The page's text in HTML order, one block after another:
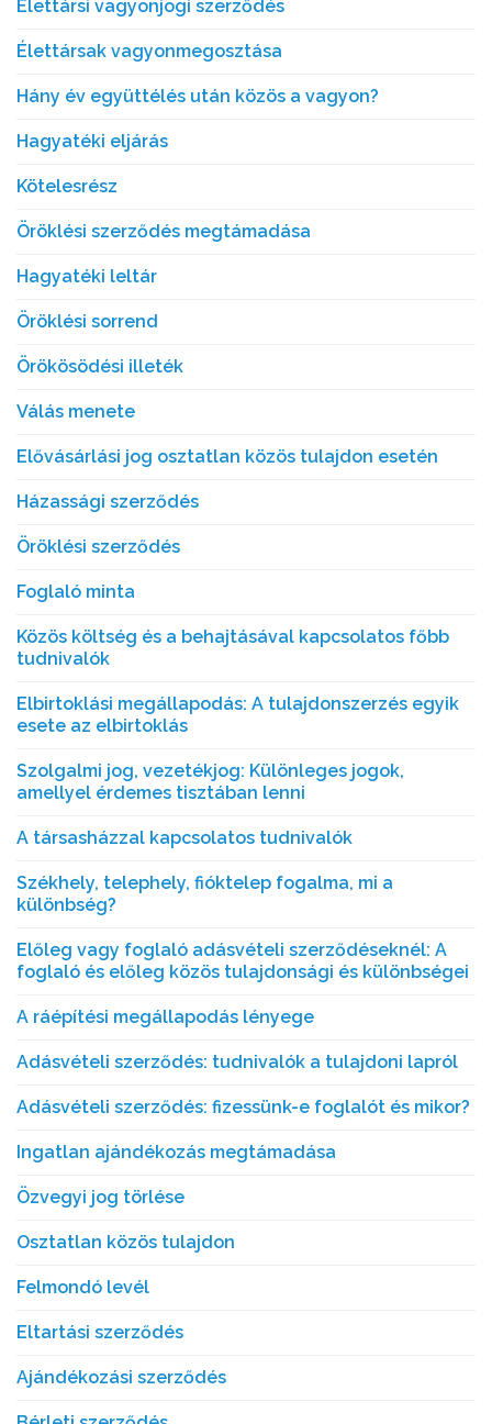
Élettársi vagyonjogi szerződés
Élettársak vagyonmegosztása
Hány év együttélés után közös a vagyon?
Hagyatéki eljárás
Kötelesrész
Öröklési szerződés megtámadása
Hagyatéki leltár
Öröklési sorrend
Örökösödési illeték
Válás menete
Elővásárlási jog osztatlan közös tulajdon esetén
Házassági szerződés
Öröklési szerződés
Foglaló minta
Közös költség és a behajtásával kapcsolatos főbb
tudnivalók
Elbirtoklási megállapodás: A tulajdonszerzés egyik
esete az elbirtoklás
Szolgalmi jog, vezetékjog: Különleges jogok,
amellyel érdemes tisztában lenni
A társasházzal kapcsolatos tudnivalók
Székhely, telephely, fióktelep fogalma, mi a
különbség?
Előleg vagy foglaló adásvételi szerződéseknél: A
foglaló és előleg közös tulajdonsági és különbségei
A ráépítési megállapodás lényege
Adásvételi szerződés: tudnivalók a tulajdoni lapról
Adásvételi szerződés: fizessünk-e foglalót és mikor?
Ingatlan ajándékozás megtámadása
Özvegyi jog törlése
Osztatlan közös tulajdon
Felmondó levél
Eltartási szerződés
Ajándékozási szerződés